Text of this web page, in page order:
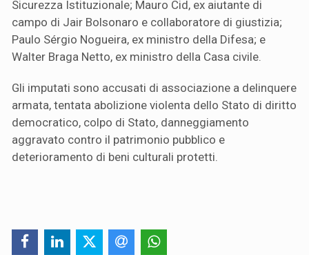
Sicurezza Istituzionale; Mauro Cid, ex aiutante di
campo di Jair Bolsonaro e collaboratore di giustizia;
Paulo Sérgio Nogueira, ex ministro della Difesa; e
Walter Braga Netto, ex ministro della Casa civile.
Gli imputati sono accusati di associazione a delinquere
armata, tentata abolizione violenta dello Stato di diritto
democratico, colpo di Stato, danneggiamento
aggravato contro il patrimonio pubblico e
deterioramento di beni culturali protetti.